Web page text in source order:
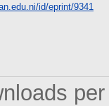
id/eprint/9341